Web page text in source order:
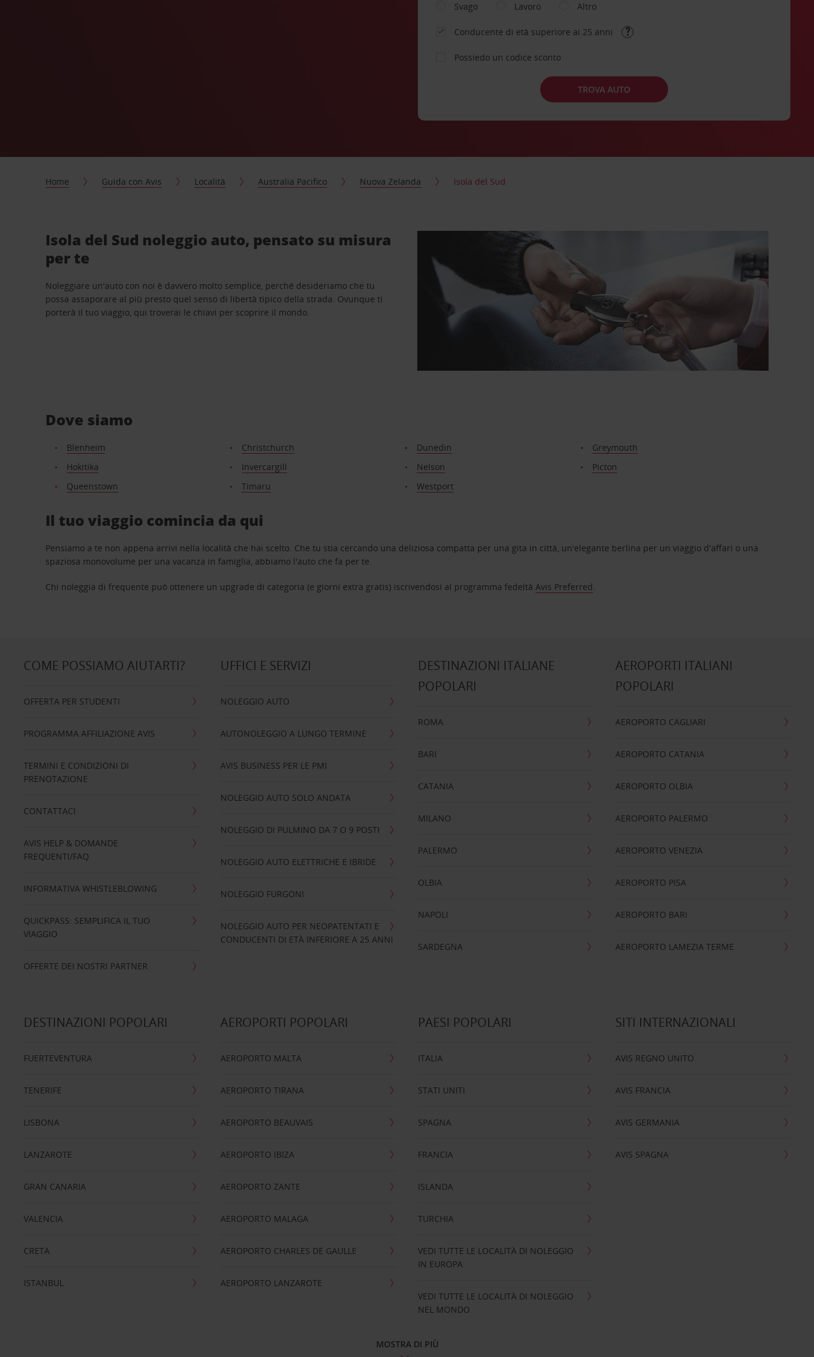
Svago
Lavoro Altro
Conducente di età superiore ai 25 anni
Possiedo un codice sconto
TROVA AUTO
Home Guida con Avis Località Australia Pacifico Nuova Zelanda Isola del Sud
Isola del Sud noleggio auto, pensato su misura
per te
Noleggiare un'auto con noi è davvero molto semplice, perché desideriamo che tu
possa assaporare al più presto quel senso di libertà tipico della strada. Ovunque ti
porterà il tuo viaggio, qui troverai le chiavi per scoprire il mondo.
Dove siamo
Blenheim Christchurch Dunedin
Greymouth
Hokitika
Invercargill Nelson
Picton
Queenstown
Timaru Westport
Il tuo viaggio comincia da qui
Pensiamo a te non appena arrivi nella località che hai scelto. Che tu stia cercando una deliziosa compatta per una gita in città, un'elegante berlina per un viaggio d'affari o una
spaziosa monovolume per una vacanza in famiglia, abbiamo l'auto che fa per te.
Chi noleggia di frequente può ottenere un upgrade di categoria (e giorni extra gratis) iscrivendosi al programma fedeltàAvis Preferred.
COME POSSIAMO AIUTARTI?
OFFERTA PER STUDENTI
PROGRAMMA AFFILIAZIONE AVIS
TERMINI E CONDIZIONI DI
PRENOTAZIONE
CONTATTACI
AVIS HELP & DOMANDE
FREQUENTI/FAQ
INFORMATIVA WHISTLEBLOWING
QUICKPASS: SEMPLIFICA IL TUO
VIAGGIO
OFFERTE DEI NOSTRI PARTNER
UFFICI E SERVIZI
NOLEGGIO AUTO
AUTONOLEGGIO A LUNGO TERMINE
AVIS BUSINESS PER LE PMI
NOLEGGIO AUTO SOLO ANDATA
NOLEGGIO DI PULMINO DA 7 O 9 POSTI
NOLEGGIO AUTO ELETTRICHE E IBRIDE
NOLEGGIO FURGONI
NOLEGGIO AUTO PER NEOPATENTATI E
CONDUCENTI DI ETÀ INFERIORE A 25 ANNI
DESTINAZIONI ITALIANE
POPOLARI
ROMA
BARI
CATANIA
MILANO
PALERMO
OLBIA
NAPOLI
SARDEGNA
AEROPORTI ITALIANI
POPOLARI
AEROPORTO CAGLIARI
AEROPORTO CATANIA
AEROPORTO OLBIA
AEROPORTO PALERMO
AEROPORTO VENEZIA
AEROPORTO PISA
AEROPORTO BARI
AEROPORTO LAMEZIA TERME
DESTINAZIONI POPOLARI
FUERTEVENTURA
TENERIFE
LISBONA
LANZAROTE
GRAN CANARIA
VALENCIA
CRETA
ISTANBUL
AEROPORTI POPOLARI
AEROPORTO MALTA
AEROPORTO TIRANA
AEROPORTO BEAUVAIS
AEROPORTO IBIZA
AEROPORTO ZANTE
AEROPORTO MALAGA
AEROPORTO CHARLES DE GAULLE
AEROPORTO LANZAROTE
PAESI POPOLARI
ITALIA
STATI UNITI
SPAGNA
FRANCIA
ISLANDA
TURCHIA
VEDI TUTTE LE LOCALITÀ DI NOLEGGIO
IN EUROPA
VEDI TUTTE LE LOCALITÀ DI NOLEGGIO
NEL MONDO
SITI INTERNAZIONALI
AVIS REGNO UNITO
AVIS FRANCIA
AVIS GERMANIA
AVIS SPAGNA
MOSTRA DI PIÙ